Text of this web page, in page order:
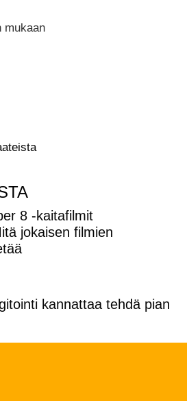
mukaan
8 -kaitafilmit
jokaisen filmien
kannattaa tehdä pian